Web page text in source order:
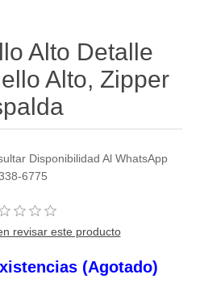
Alto Detalle
Alto, Zipper
Disponibilidad Al WhatsApp
6775
revisar este producto
(Agotado)